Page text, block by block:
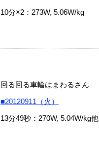
10分×2：273W, 5.06W/kg
回る回る車輪はまわるさん
■20120911（火）
13分49秒：270W, 5.04W/kg他